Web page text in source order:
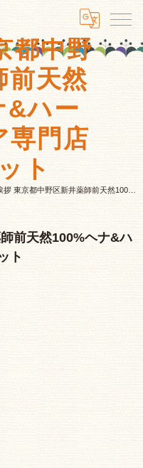
都中野
前天然
&ハー
専門店
ト
東京都中野区新井薬師前天然100%ヘナ&ハーブ頭皮ケア専門店キャロット
前天然100%ヘナ&ハ
ト